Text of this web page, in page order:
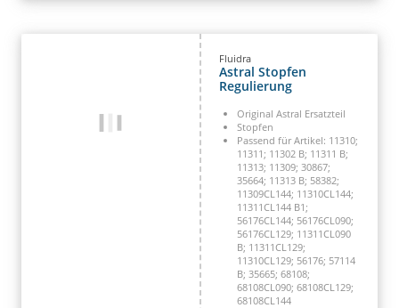
Fluidra
Astral Stopfen
Regulierung
Original Astral Ersatzteil
Stopfen
Passend für Artikel: 11310;
11311; 11302 B; 11311 B;
11313; 11309; 30867;
35664; 11313 B; 58382;
11309CL144; 11310CL144;
11311CL144 B1;
56176CL144; 56176CL090;
56176CL129; 11311CL090
B; 11311CL129;
11310CL129; 56176; 57114
B; 35665; 68108;
68108CL090; 68108CL129;
68108CL144